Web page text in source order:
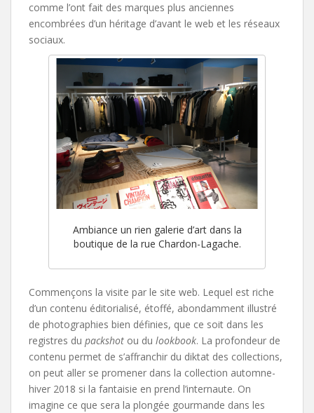
comme l’ont fait des marques plus anciennes
encombrées d’un héritage d’avant le web et les réseaux
sociaux.
Ambiance un rien galerie d’art dans la
boutique de la rue Chardon-Lagache.
Commençons la visite par le site web. Lequel est riche
d’un contenu éditorialisé, étoffé, abondamment illustré
de photographies bien définies, que ce soit dans les
registres du packshot ou du lookbook. La profondeur de
contenu permet de s’affranchir du diktat des collections,
on peut aller se promener dans la collection automne-
hiver 2018 si la fantaisie en prend l’internaute. On
imagine ce que sera la plongée gourmande dans les